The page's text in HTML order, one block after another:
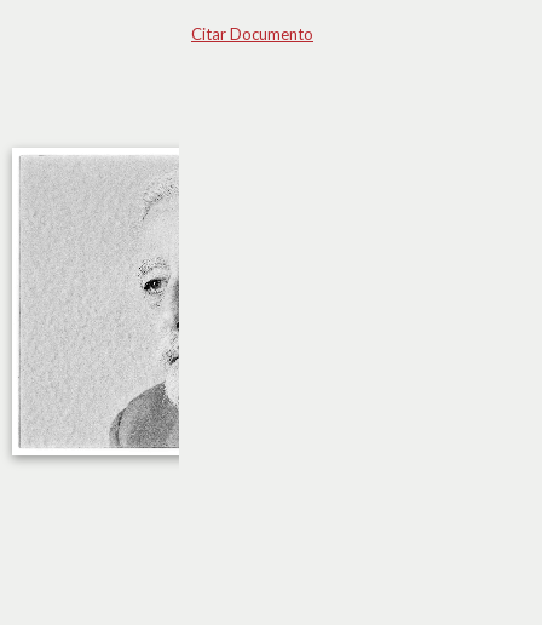
Citar Documento